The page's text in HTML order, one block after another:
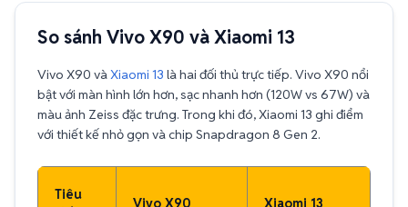
So sánh Vivo X90 và Xiaomi 13
Vivo X90 vàXiaomi 13 là hai đối thủ trực tiếp. Vivo X90 nổi
bật với màn hình lớn hơn, sạc nhanh hơn (120W vs 67W) và
màu ảnh Zeiss đặc trưng. Trong khi đó, Xiaomi 13 ghi điểm
với thiết kế nhỏ gọn và chip Snapdragon 8 Gen 2.
Tiêu
Vivo X90 Xiaomi 13